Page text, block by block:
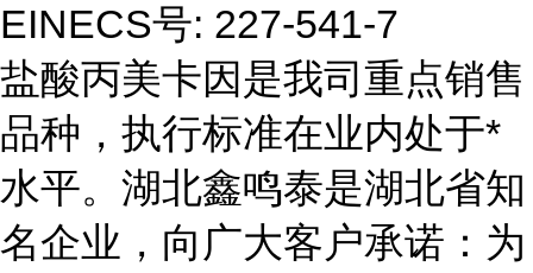
EINECS号: 227-541-7
盐酸丙美卡因是我司重点销售
品种，执行标准在业内处于*
水平。湖北鑫鸣泰是湖北省知
名企业，向广大客户承诺：为